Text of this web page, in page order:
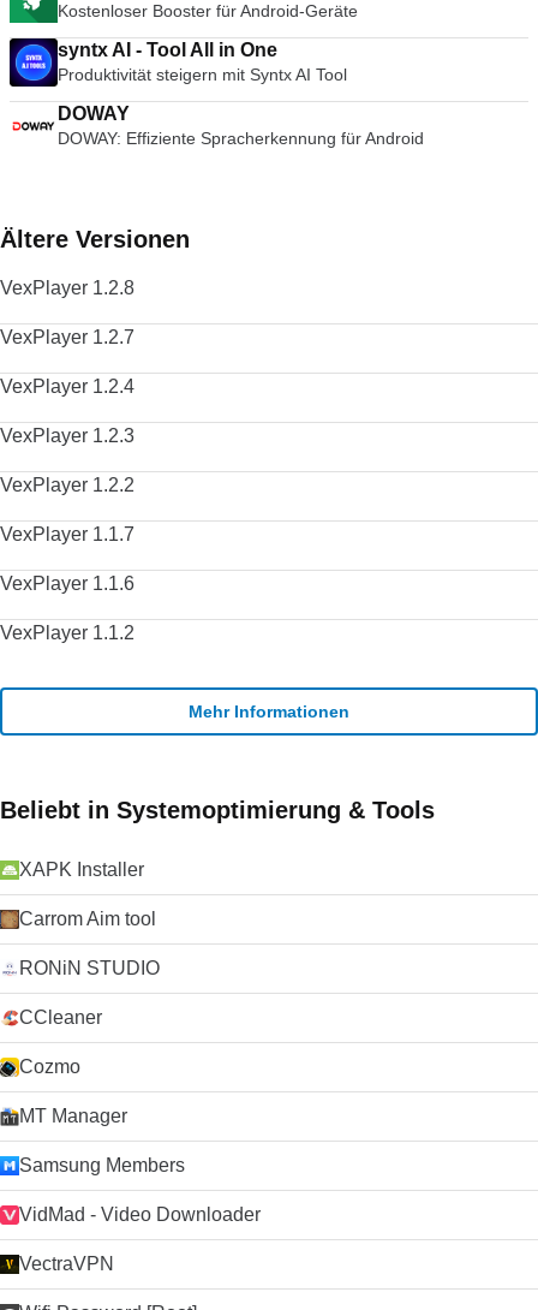
Kostenloser Booster für Android-Geräte
syntx AI - Tool All in One
Produktivität steigern mit Syntx AI Tool
DOWAY
DOWAY: Effiziente Spracherkennung für Android
Ältere Versionen
VexPlayer 1.2.8
VexPlayer 1.2.7
VexPlayer 1.2.4
VexPlayer 1.2.3
VexPlayer 1.2.2
VexPlayer 1.1.7
VexPlayer 1.1.6
VexPlayer 1.1.2
Mehr Informationen
Beliebt in Systemoptimierung & Tools
XAPK Installer
Carrom Aim tool
RONiN STUDIO
CCleaner
Cozmo
MT Manager
Samsung Members
VidMad - Video Downloader
VectraVPN